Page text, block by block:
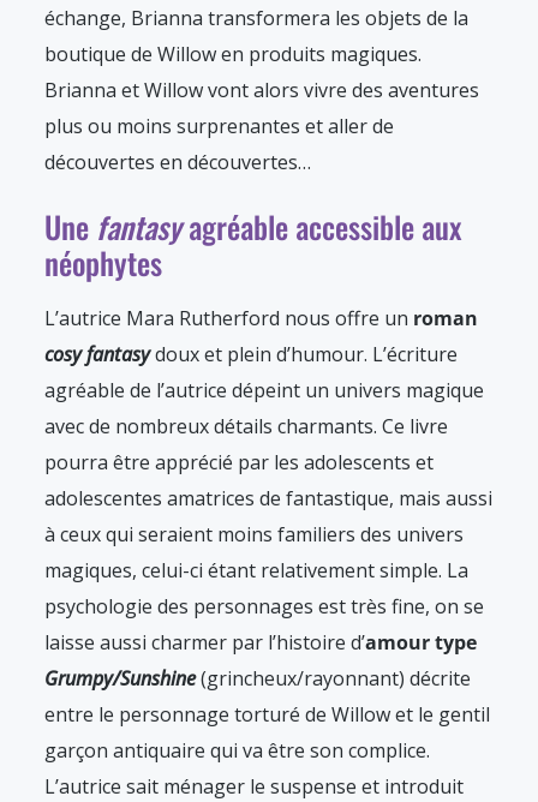
échange, Brianna transformera les objets de la
boutique de Willow en produits magiques.
Brianna et Willow vont alors vivre des aventures
plus ou moins surprenantes et aller de
découvertes en découvertes…
Une fantasyagréable accessible aux
néophytes
L’autrice Mara Rutherford nous offre un roman
cosy fantasydoux et plein d’humour. L’écriture
agréable de l’autrice dépeint un univers magique
avec de nombreux détails charmants. Ce livre
pourra être apprécié par les adolescents et
adolescentes amatrices de fantastique, mais aussi
à ceux qui seraient moins familiers des univers
magiques, celui-ci étant relativement simple. La
psychologie des personnages est très fine, on se
laisse aussi charmer par l’histoire d’amour type
Grumpy/Sunshine(grincheux/rayonnant) décrite
entre le personnage torturé de Willow et le gentil
garçon antiquaire qui va être son complice.
L’autrice sait ménager le suspense et introduit